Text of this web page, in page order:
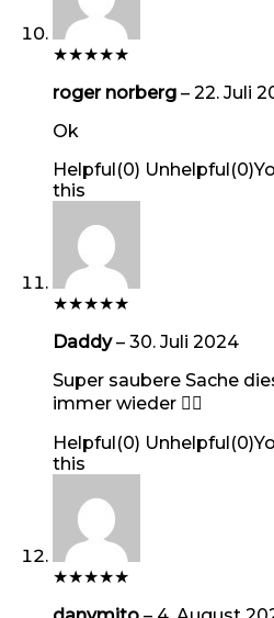
★★★★★
roger norberg – 22. Juli
Ok
Helpful(0) Unhelpful(0)
this
★★★★★
Daddy– 30. Juli 2024
Super saubere Sache
immer wieder 👍🏼
Helpful(0) Unhelpful(0)
this
★★★★★